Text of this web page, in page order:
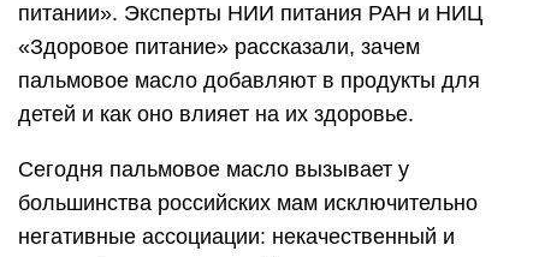
питании». Эксперты НИИ питания РАН и НИЦ
«Здоровое питание» рассказали, зачем
пальмовое масло добавляют в продукты для
детей и как оно влияет на их здоровье.
Сегодня пальмовое масло вызывает у
большинства российских мам исключительно
негативные ассоциации: некачественный и